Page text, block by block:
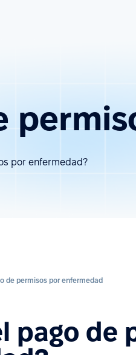
por enfermedad?
de permisos por enfermedad
pago de